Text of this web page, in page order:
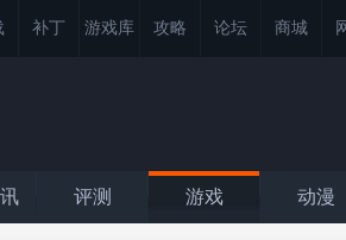
补丁 游戏库 攻略 论坛 商城
评测 游戏 动漫